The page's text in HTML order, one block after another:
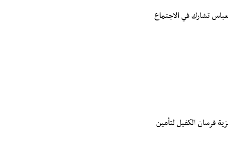
تشارك في الاجتماع
فرسان الكفيل لتأمين